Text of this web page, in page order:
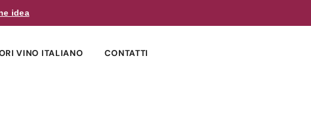
idea
VINO ITALIANO CONTATTI